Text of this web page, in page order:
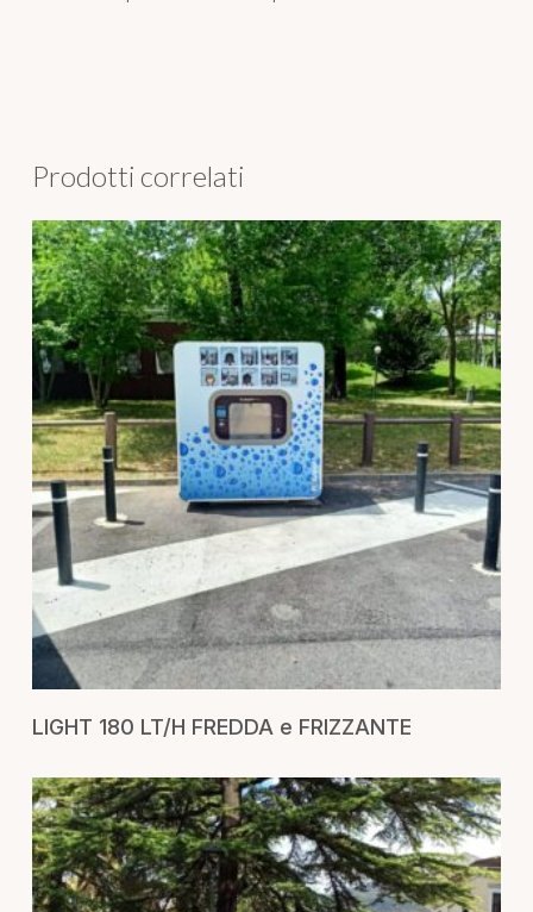
Prodotti correlati
LIGHT 180 LT/H FREDDA e FRIZZANTE